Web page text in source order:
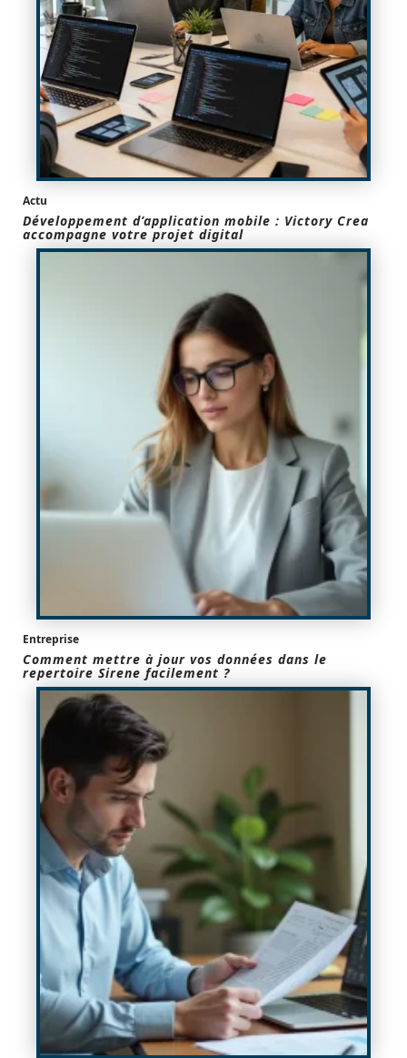
Actu
Développement d’application mobile : Victory Crea
accompagne votre projet digital
Entreprise
Comment mettre à jour vos données dans le
repertoire Sirene facilement ?